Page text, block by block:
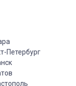
Петербург